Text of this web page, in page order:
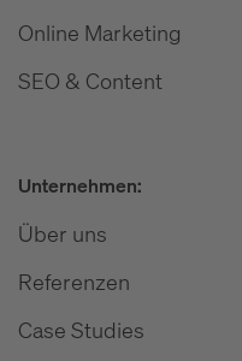
Online Marketing
SEO & Content
Unternehmen:
Über uns
Referenzen
Case Studies